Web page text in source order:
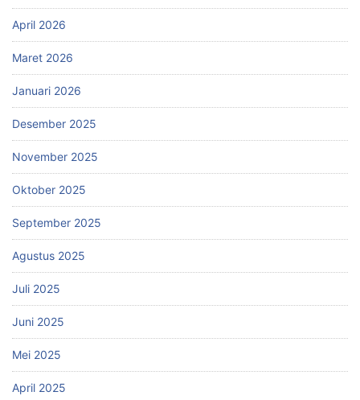
April 2026
Maret 2026
Januari 2026
Desember 2025
November 2025
Oktober 2025
September 2025
Agustus 2025
Juli 2025
Juni 2025
Mei 2025
April 2025